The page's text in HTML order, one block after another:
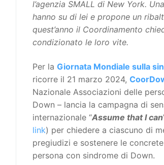
l’agenzia SMALL di New York.
hanno su di lei e propone un
quest’anno il Coordinamento
condizionato le loro vite.
Per la Giornata Mondiale sulla
ricorre il 21 marzo 2024,
Nazionale Associazioni delle
Down – lancia la campagna di
internazionale “Assume that I can
link) per chiedere a ciascuno di
pregiudizi e sostenere le
persona con sindrome di Down.